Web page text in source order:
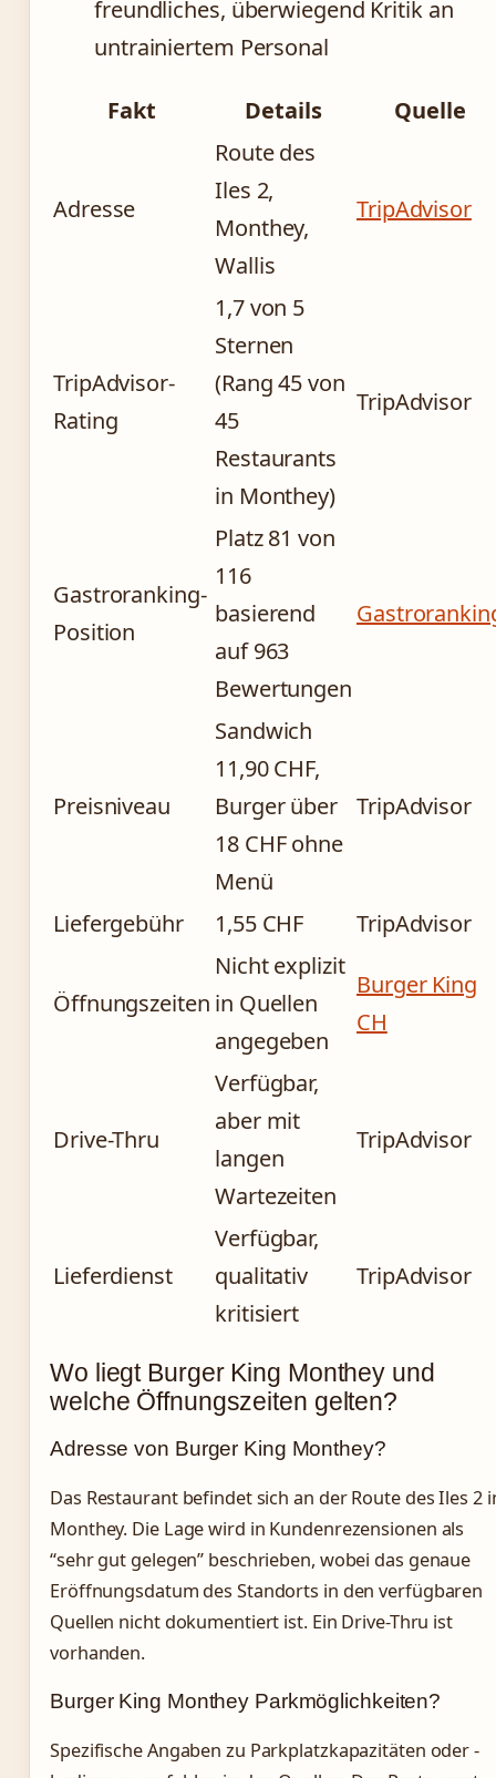
freundliches, überwiegend Kritik an
untrainiertem Personal
Fakt Details Quelle
Adresse
Route des
Iles 2,
Monthey,
Wallis
TripAdvisor
TripAdvisor-
Rating
1,7 von 5
Sternen
(Rang 45 von
45
Restaurants
in Monthey)
TripAdvisor
Gastroranking-
Position
Platz 81 von
116
basierend
auf 963
Bewertungen
Preisniveau
Sandwich
11,90 CHF,
Burger über
18 CHF ohne
Menü
TripAdvisor
Liefergebühr 1,55 CHF TripAdvisor
Öffnungszeiten
Nicht explizit
in Quellen
angegeben
Burger King
CH
Drive-Thru
Verfügbar,
aber mit
langen
Wartezeiten
TripAdvisor
Lieferdienst
Verfügbar,
qualitativ
kritisiert
TripAdvisor
Wo liegt Burger King Monthey und
welche Öffnungszeiten gelten?
Adresse von Burger King Monthey?
Das Restaurant befindet sich an der Route des Iles 2
Monthey. Die Lage wird in Kundenrezensionen als
“sehr gut gelegen” beschrieben, wobei das genaue
Eröffnungsdatum des Standorts in den verfügbaren
Quellen nicht dokumentiert ist. Ein Drive-Thru ist
vorhanden.
Burger King Monthey Parkmöglichkeiten?
Spezifische Angaben zu Parkplatzkapazitäten oder -